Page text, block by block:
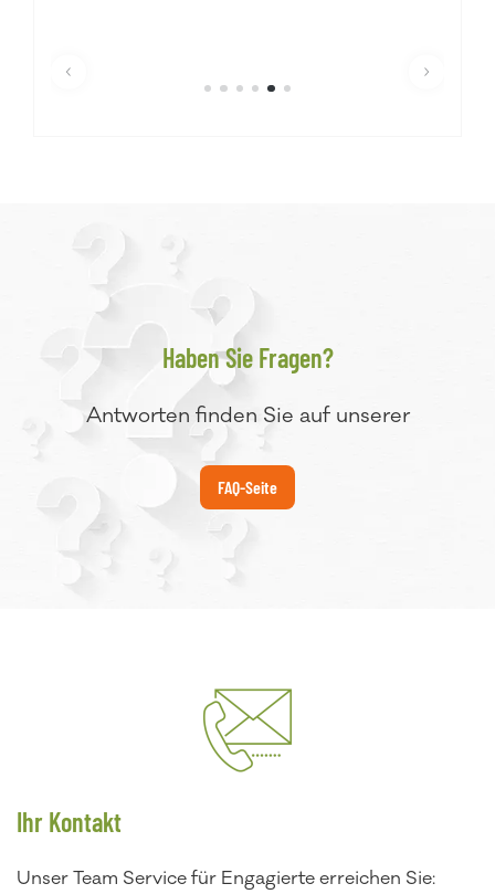
Haben Sie Fragen?
Antworten finden Sie auf unserer
FAQ-Seite
Ihr Kontakt
Unser Team Service für Engagierte erreichen Sie: